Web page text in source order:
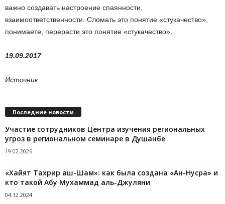
важно создавать настроение спаянности,
взаимоответственности. Сломать это понятие «стукачество»,
понимаете, перерасти это понятие «стукачество».
19.09.2017
Источник
Последние новости
Участие сотрудников Центра изучения региональных
угроз в региональном семинаре в Душанбе
19.02.2026
«Хайят Тахрир аш-Шам»: как была создана «Ан-Нусра» и
кто такой Абу Мухаммад аль-Джуляни
04.12.2024